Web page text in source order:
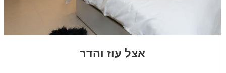
אצל עוז והדר